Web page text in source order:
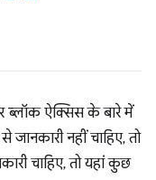
ब्लॉक ऐक्सिस के बारे में
नहीं चाहिए, तो
चाहिए, तो यहां कुछ